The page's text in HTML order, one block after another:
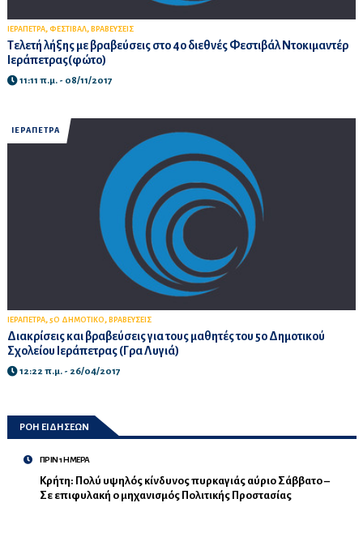
ΙΕΡΑΠΕΤΡΑ, ΦΕΣΤΙΒΑΛ, ΒΡΑΒΕΥΣΕΙΣ
Τελετή λήξης με βραβεύσεις στο 4ο διεθνές Φεστιβάλ Ντοκιμαντέρ
Ιεράπετρας(φώτο)
11:11 π.μ. - 08/11/2017
ΙΕΡΑΠΕΤΡΑ
ΙΕΡΑΠΕΤΡΑ, 5Ο ΔΗΜΟΤΙΚΟ, ΒΡΑΒΕΥΣΕΙΣ
Διακρίσεις και βραβεύσεις για τους μαθητές του 5ο Δημοτικού
Σχολείου Ιεράπετρας (Γρα Λυγιά)
12:22 π.μ. - 26/04/2017
ΡΟΗ ΕΙΔΗΣΕΩΝ
ΠΡΙΝ 1 ΗΜΕΡΑ
Κρήτη: Πολύ υψηλός κίνδυνος πυρκαγιάς αύριο Σάββατο –
Σε επιφυλακή ο μηχανισμός Πολιτικής Προστασίας